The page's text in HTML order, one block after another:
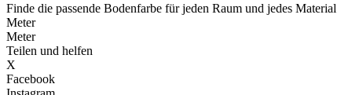
Finde die passende Bodenfarbe für jeden Raum und jedes Material
Meter
Meter
Teilen und helfen
X
Facebook